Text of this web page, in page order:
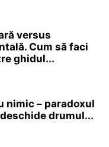
versus
Cum să faci
ghidul...
nimic – paradoxul
drumul...